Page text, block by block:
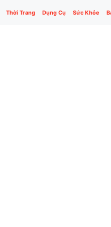
Thời Trang Dụng Cụ Sức Khỏe